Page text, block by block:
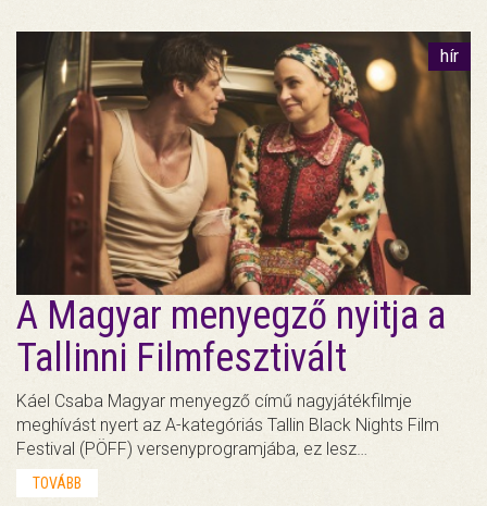
hír
A Magyar menyegző nyitja a
Tallinni Filmfesztivált
Káel Csaba Magyar menyegző című nagyjátékfilmje
meghívást nyert az A-kategóriás Tallin Black Nights Film
Festival (PÖFF) versenyprogramjába, ez lesz…
TOVÁBB